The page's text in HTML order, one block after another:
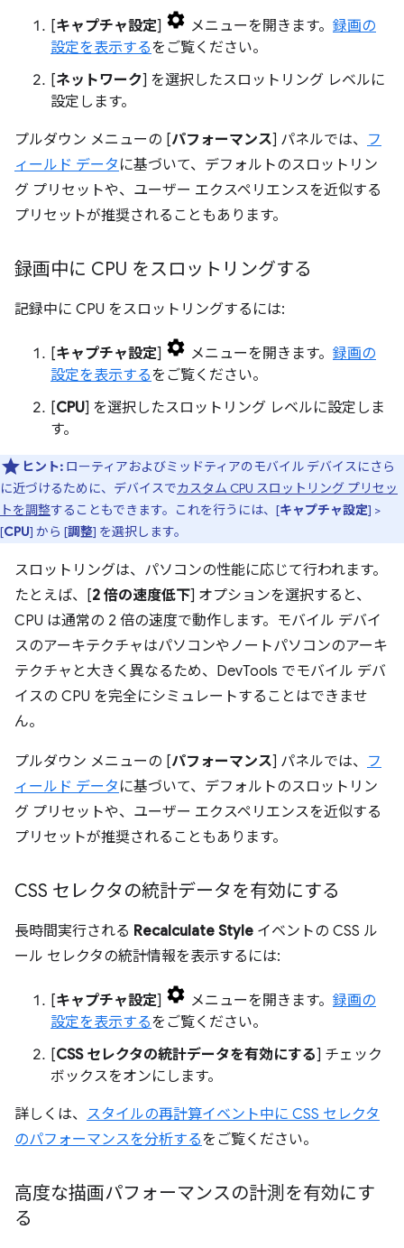
[キャプチャ設定] メニューを開きます。 録画の
設定を表示するをご覧ください。
[ネットワーク] を選択したスロットリング レベルに
設定します。
プルダウン メニューの [パフォーマンス] パネルでは、 フ
ィールド データ に基づいて、デフォルトのスロットリン
グ プリセットや、ユーザー エクスペリエンスを近似する
プリセットが推奨されることもあります。
録画中に CPU をスロットリングする
記録中に CPU をスロットリングするには:
[キャプチャ設定] メニューを開きます。 録画の
設定を表示するをご覧ください。
[CPU] を選択したスロットリング レベルに設定しま
す。
ヒント: ローティアおよびミッドティアのモバイル デバイスにさら
に近づけるために、デバイスでカスタム CPU スロットリング プリセッ
トを調整することもできます。これを行うには、[キャプチャ設定] >
[CPU] から [調整] を選択します。
スロットリングは、パソコンの性能に応じて行われます。
たとえば、[2 倍の速度低下] オプションを選択すると、
CPU は通常の 2 倍の速度で動作します。モバイル デバイ
スのアーキテクチャはパソコンやノートパソコンのアーキ
テクチャと大きく異なるため、DevTools でモバイル デバ
イスの CPU を完全にシミュレートすることはできませ
ん。
プルダウン メニューの [パフォーマンス] パネルでは、 フ
ィールド データ に基づいて、デフォルトのスロットリン
グ プリセットや、ユーザー エクスペリエンスを近似する
プリセットが推奨されることもあります。
CSS セレクタの統計データを有効にする
長時間実行される Recalculate Style イベントの CSS ル
ール セレクタの統計情報を表示するには:
[キャプチャ設定] メニューを開きます。 録画の
設定を表示するをご覧ください。
[CSS セレクタの統計データを有効にする] チェック
ボックスをオンにします。
詳しくは、 スタイルの再計算イベント中に CSS セレクタ
のパフォーマンスを分析するをご覧ください。
高度な描画パフォーマンスの計測を有効にす
る